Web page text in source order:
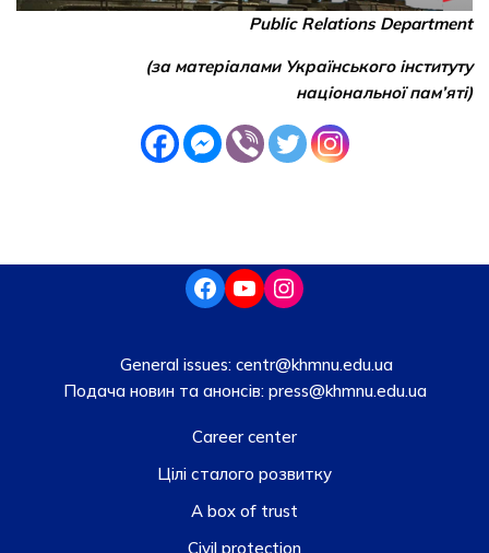
Public Relations Department
(за матеріалами Українського інституту
національної пам’яті)
General issues: centr@khmnu.edu.ua
Подача новин та анонсів:press@khmnu.edu.ua
Career center
Цілі сталого розвитку
A box of trust
Civil protection